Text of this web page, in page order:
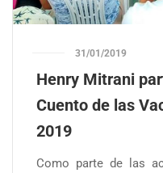
31/01/2019
Henry Mitrani
Cuento de las
2019
Como parte de las